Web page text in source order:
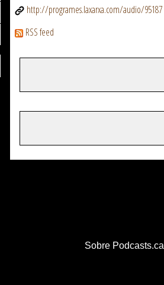
http://programes.laxarxa.com/audio/95187
RSS feed
Sobre